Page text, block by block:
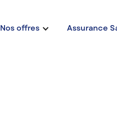
Nos offres Assurance